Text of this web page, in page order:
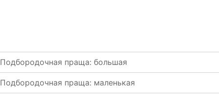
Подбородочная праща: большая
Подбородочная праща: маленькая